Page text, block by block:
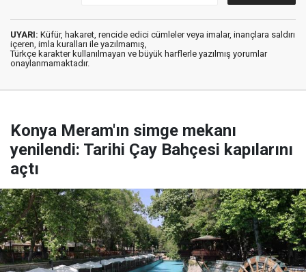
UYARI: Küfür, hakaret, rencide edici cümleler veya imalar, inançlara saldırı
içeren, imla kuralları ile yazılmamış,
Türkçe karakter kullanılmayan ve büyük harflerle yazılmış yorumlar
onaylanmamaktadır.
Konya Meram'ın simge mekanı
yenilendi: Tarihi Çay Bahçesi kapılarını
açtı